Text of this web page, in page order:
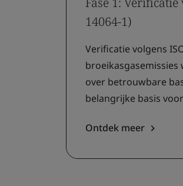
14064-1)
Verificatie volgens
over betrouwbare
belangrijke basis
Ontdek meer